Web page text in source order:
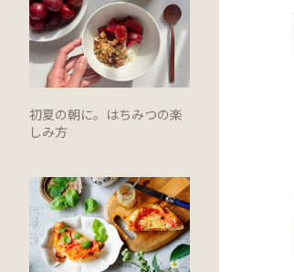
初夏の朝に。はちみつの楽
しみ方